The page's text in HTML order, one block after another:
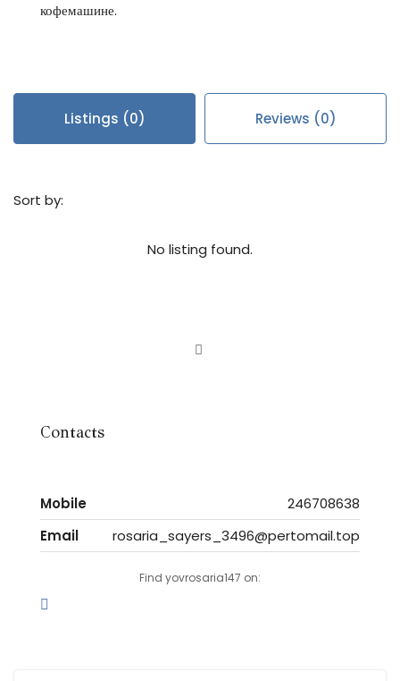
кофемашине.
Listings (0) Reviews (0)
Sort by:
No listing found.
Contacts
Mobile
246708638
Email
rosaria_sayers_3496@pertomail.top
Find yovrosaria147 on: